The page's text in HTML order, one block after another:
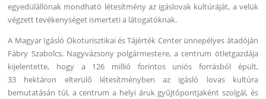
egyedülállónak mondható létesítmény az igáslovak kultúráját, a velük
végzett tevékenységet ismerteti a látogatóknak.
A Magyar Igásló Ökoturisztikai és Tájérték Center ünnepélyes átadóján
Fábry Szabolcs, Nagyvázsony polgármestere, a centrum ötletgazdája
kijelentette, hogy a 126 millió forintos uniós forrásból épült,
33 hektáron elterülő létesítményben az igásló lovas kultúra
bemutatásán túl, a centrum a helyi áruk gyűjtőpontjaként szolgál, és